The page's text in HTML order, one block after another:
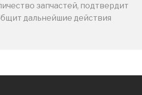
запчастей, подтвердит
дальнейшие действия